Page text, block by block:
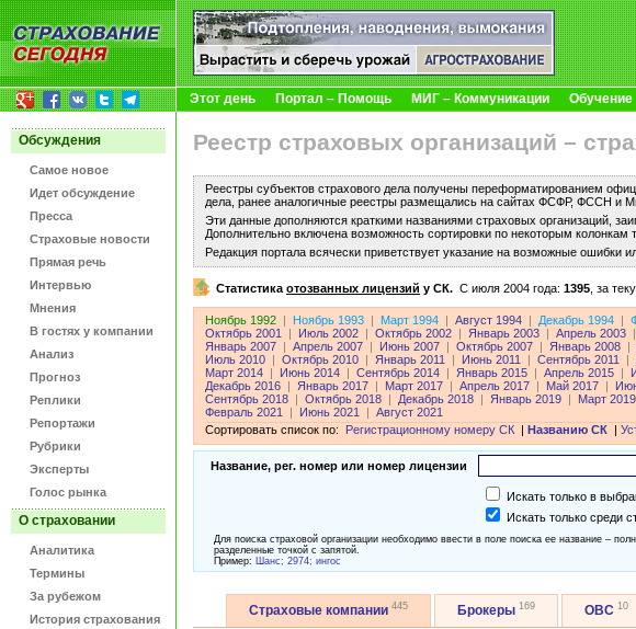
Этот день Портал – Помощь МИГ – Коммуникации Обучение
Обсуждения
Самое новое
Идет обсуждение
Пресса
Страховые новости
Прямая речь
Интервью
Мнения
В гостях у компании
Анализ
Прогноз
Реплики
Репортажи
Рубрики
Эксперты
Голос рынка
О страховании
Аналитика
Термины
За рубежом
История страхования
Реестр страховых организаций –
Реестры субъектов страхового дела получены переформатированием
дела, ранее аналогичные реестры размещались на сайтах ФСФР, ФССН и
Эти данные дополняются краткими названиями страховых организаций,
Дополнительно включена возможность сортировки по некоторым
Редакция портала всячески приветствует указание на возможные
Статистика отозванных лицензий у СК. C июля 2004 года: 1395 за
Ноябрь 1992 Ноябрь 1993 Март 1994 Август 1994 Декабрь 1994
Октябрь 2001
Июль 2002 Октябрь 2002 Январь 2003 Апрель 2003
Январь 2007
Апрель 2007 Июнь 2007 Октябрь 2007 Январь 2008
Июль 2010
Октябрь 2010 Январь 2011 Июнь 2011 Сентябрь 2011
Март 2014
Июнь 2014 Сентябрь 2014 Январь 2015 Апрель 2015
Декабрь 2016
Январь 2017 Март 2017 Апрель 2017 Май 2017
Сентябрь 2018
Октябрь 2018 Декабрь 2018 Январь 2019 Март 2019
Февраль 2021
Июнь 2021
Август 2021
Сортировать список по:
Регистрационному номеру СК Названию СК
Название, рег. номер или номер лицензии
Искать только в
Искать только среди
Для поиска страховой организации необходимо ввести в поле поиска ее название –
разделенные точкой с запятой.
Пример: Шанс; 2974; ингос
Страховые компании 445 Брокеры 169 ОВС 10